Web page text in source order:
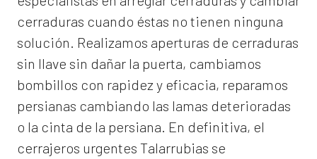
cerraduras cuando éstas no tienen ninguna
solución. Realizamos aperturas de cerraduras
sin llave sin dañar la puerta, cambiamos
bombillos con rapidez y eficacia, reparamos
persianas cambiando las lamas deterioradas
o la cinta de la persiana. En definitiva, el
cerrajeros urgentes Talarrubias se